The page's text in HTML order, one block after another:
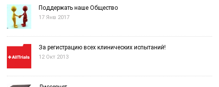
Поддержать наше Общество
17 Янв 2017
За регистрацию всех клинических испытаний!
12 Окт 2013